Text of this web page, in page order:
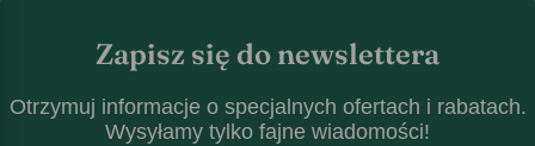
Zapisz się do newslettera
Otrzymuj informacje o specjalnych ofertach i rabatach.
Wysyłamy tylko fajne wiadomości!